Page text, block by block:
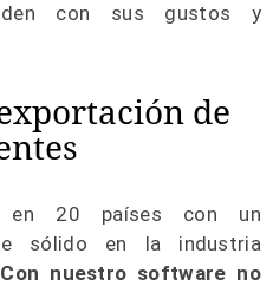
con sus gustos y
de
en 20 países con un
sólido en la industria
Con nuestro software no